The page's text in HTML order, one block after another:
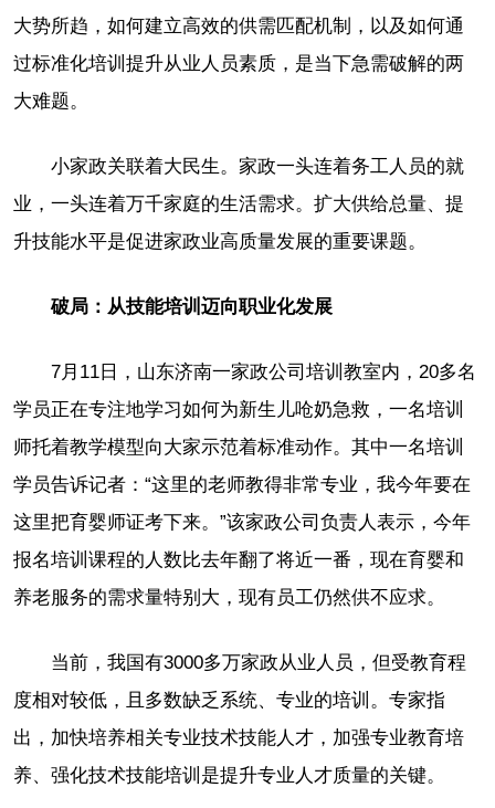
大势所趋，如何建立高效的供需匹配机制，以及如何通
过标准化培训提升从业人员素质，是当下急需破解的两
大难题。
小家政关联着大民生。家政一头连着务工人员的就
业，一头连着万千家庭的生活需求。扩大供给总量、提
升技能水平是促进家政业高质量发展的重要课题。
破局：从技能培训迈向职业化发展
7月11日，山东济南一家政公司培训教室内，20多名
学员正在专注地学习如何为新生儿呛奶急救，一名培训
师托着教学模型向大家示范着标准动作。其中一名培训
学员告诉记者：“这里的老师教得非常专业，我今年要在
这里把育婴师证考下来。”该家政公司负责人表示，今年
报名培训课程的人数比去年翻了将近一番，现在育婴和
养老服务的需求量特别大，现有员工仍然供不应求。
当前，我国有3000多万家政从业人员，但受教育程
度相对较低，且多数缺乏系统、专业的培训。专家指
出，加快培养相关专业技术技能人才，加强专业教育培
养、强化技术技能培训是提升专业人才质量的关键。